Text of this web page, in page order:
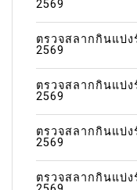
2569
ตรวจสลากกินแบ่
2569
ตรวจสลากกินแบ่
2569
ตรวจสลากกินแบ่
2569
ตรวจสลากกินแบ่